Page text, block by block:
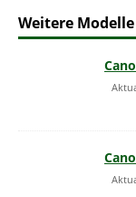
Weitere Modelle